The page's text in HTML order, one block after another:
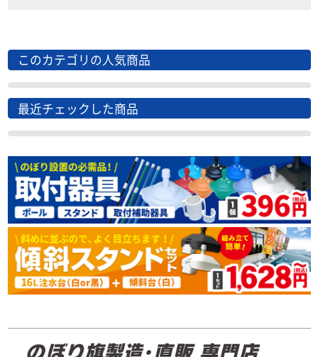
このカテゴリの人気商品
最近チェックした商品